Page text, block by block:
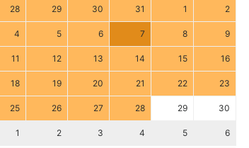
28 29 30 31 1 2
4 5 6 7 8 9
11 12 13 14 15 16
18 19 20 21 22 23
25 26 27 28 29 30
1 2 3 4 5 6